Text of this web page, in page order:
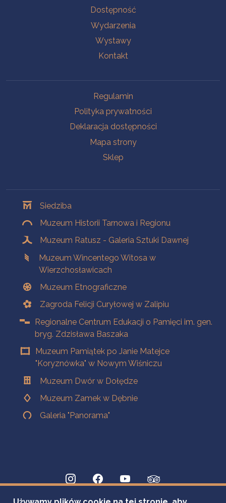
Dostępność
Wydarzenia
Wystawy
Kontakt
Regulamin
Polityka prywatności
Deklaracja dostępności
Mapa strony
Sklep
Siedziba
Muzeum Historii Tarnowa i Regionu
Muzeum Ratusz - Galeria Sztuki Dawnej
Muzeum Wincentego Witosa w
Wierzchosławicach
Muzeum Etnograficzne
Zagroda Felicji Curyłowej w Zalipiu
Regionalne Centrum Edukacji o Pamięci im. gen.
bryg. Zdzisława Baszaka
Muzeum Pamiątek po Janie Matejce
"Koryznówka" w Nowym Wiśniczu
Muzeum Dwór w Dołędze
Muzeum Zamek w Dębnie
Galeria "Panorama"